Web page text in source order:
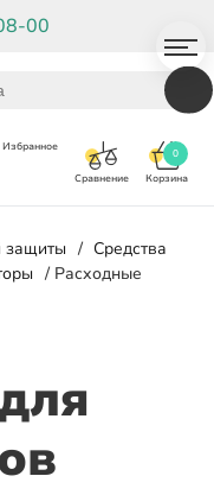
00
Избранное
Сравнение Корзина
0
защиты / Средства
/ Расходные